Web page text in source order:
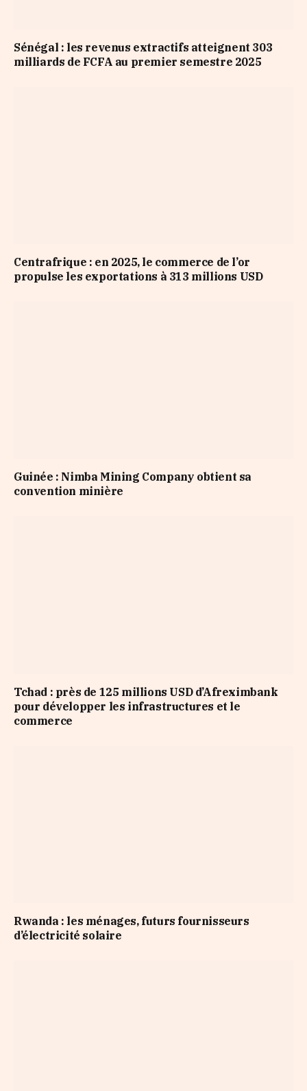
Sénégal : les revenus extractifs atteignent 303
milliards de FCFA au premier semestre 2025
Centrafrique : en 2025, le commerce de l’or
propulse les exportations à 313 millions USD
Guinée : Nimba Mining Company obtient sa
convention minière
Tchad : près de 125 millions USD d’Afreximbank
pour développer les infrastructures et le
commerce
Rwanda : les ménages, futurs fournisseurs
d’électricité solaire